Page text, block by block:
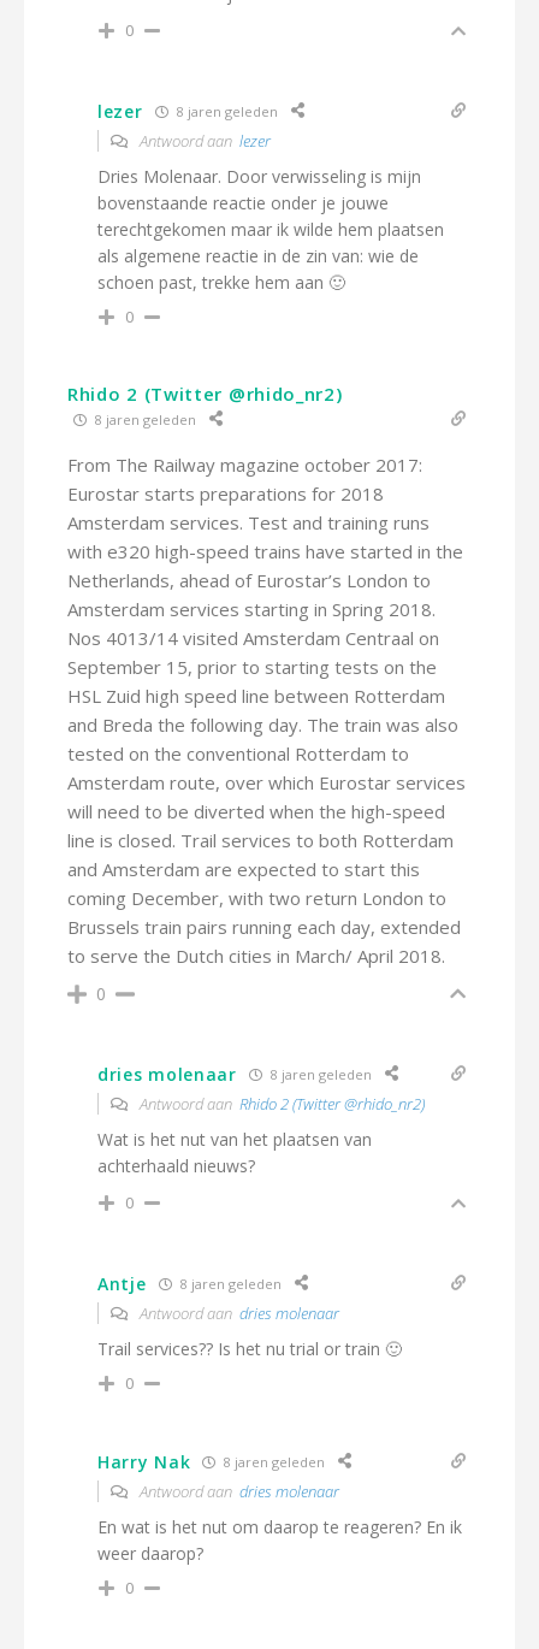
0
lezer 8 jaren geleden
Antwoord aan lezer
Dries Molenaar. Door verwisseling is mijn
bovenstaande reactie onder je jouwe
terechtgekomen maar ik wilde hem plaatsen
als algemene reactie in de zin van: wie de
schoen past, trekke hem aan 🙂
0
Rhido 2 (Twitter @rhido_nr2)
8 jaren geleden
From The Railway magazine october 2017:
Eurostar starts preparations for 2018
Amsterdam services. Test and training runs
with e320 high-speed trains have started in the
Netherlands, ahead of Eurostar’s London to
Amsterdam services starting in Spring 2018.
Nos 4013/14 visited Amsterdam Centraal on
September 15, prior to starting tests on the
HSL Zuid high speed line between Rotterdam
and Breda the following day. The train was also
tested on the conventional Rotterdam to
Amsterdam route, over which Eurostar services
will need to be diverted when the high-speed
line is closed. Trail services to both Rotterdam
and Amsterdam are expected to start this
coming December, with two return London to
Brussels train pairs running each day, extended
to serve the Dutch cities in March/ April 2018.
0
dries molenaar 8 jaren geleden
Antwoord aan Rhido 2 (Twitter @rhido_nr2)
Wat is het nut van het plaatsen van
achterhaald nieuws?
0
Antje 8 jaren geleden
Antwoord aan dries molenaar
Trail services?? Is het nu trial or train 🙂
0
Harry Nak 8 jaren geleden
Antwoord aan dries molenaar
En wat is het nut om daarop te reageren? En ik
weer daarop?
0